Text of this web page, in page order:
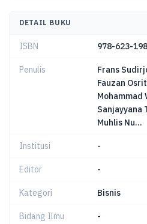
DETAIL BUKU
ISBN 978-623-
Penulis
Frans
Fauzan
Mohammad
Sanjayyana
Muhlis Nu...
Institusi -
Editor -
Kategori Bisnis
Bidang Ilmu -